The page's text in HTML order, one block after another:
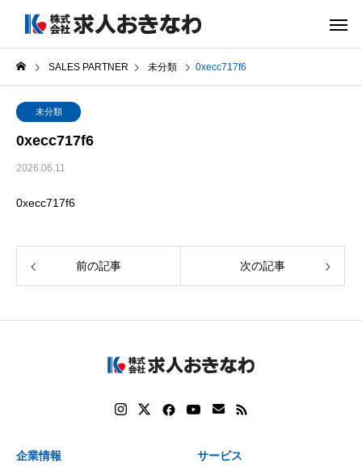
SALES PARTNER 未分類 0xecc717f6
未分類
0xecc717f6
2026.06.11
0xecc717f6
前の記事 次の記事
企業情報 サービス